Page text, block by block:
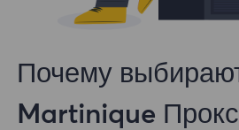
Почему
Martinique